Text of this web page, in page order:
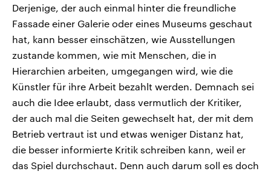
Derjenige, der auch einmal hinter die freundliche
Fassade einer Galerie oder eines Museums geschaut
hat, kann besser einschätzen, wie Ausstellungen
zustande kommen, wie mit Menschen, die in
Hierarchien arbeiten, umgegangen wird, wie die
Künstler für ihre Arbeit bezahlt werden. Demnach sei
auch die Idee erlaubt, dass vermutlich der Kritiker,
der auch mal die Seiten gewechselt hat, der mit dem
Betrieb vertraut ist und etwas weniger Distanz hat,
die besser informierte Kritik schreiben kann, weil er
das Spiel durchschaut. Denn auch darum soll es doch